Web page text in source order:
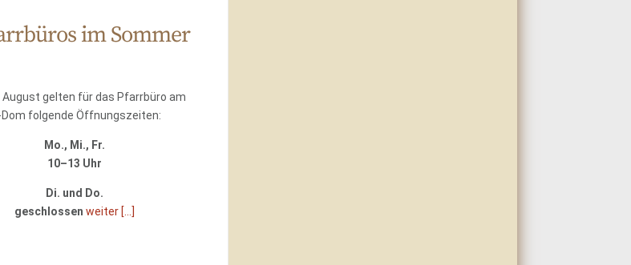
im Sommer
August gelten für das Pfarrbüro am
folgende Öffnungszeiten:
Mo., Mi., Fr.
10–13 Uhr
Di. und Do.
geschlossen weiter [...]